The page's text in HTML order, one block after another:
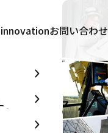
innovationお問い合わせ